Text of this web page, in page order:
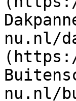
nu.nl/
nu.nl/